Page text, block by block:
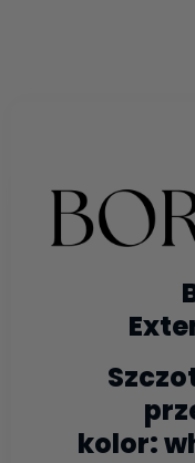
kolor: